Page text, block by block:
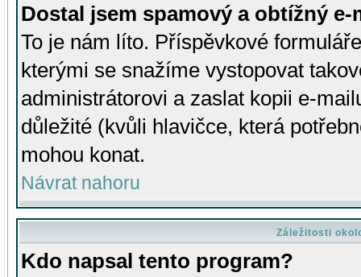
Dostal jsem spamový a obtížný
To je nám líto. Příspěvkové
kterými se snažíme vystopovat
administrátorovi a zaslat kopii e-
důležité (kvůli hlavičce, která
mohou konat.
Návrat nahoru
Záležitosti
Kdo napsal tento program?